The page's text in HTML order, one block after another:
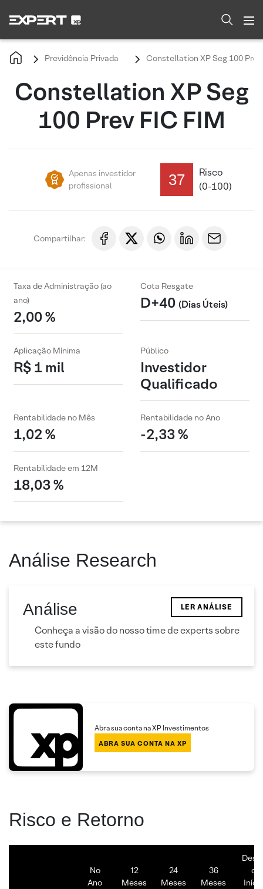
Previdência Privada Constellation XP Seg 100
Constellation XP Seg
100 Prev FIC FIM
Apenas investidor
profissional
37
Risco
(0-100)
Compartilhar:
Taxa de Administração (ao
ano)
2,00 %
Cota Resgate
D+40 (Dias Úteis)
Aplicação Mínima
R$ 1 mil
Público
Investidor
Qualificado
Rentabilidade no Mês
1,02 %
Rentabilidade no Ano
-2,33 %
Rentabilidade em 12M
18,03 %
Análise Research
Análise
Conheça a visão do nosso time de experts sobre
este fundo
LER ANÁLISE
Abra sua conta na XP Investimentos
ABRA SUA CONTA NA XP
Risco e Retorno
No
Ano
12
Meses
24
Meses
36
Meses
o
Início